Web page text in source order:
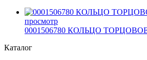
просмотр
0001506780 КОЛЬЦО
Каталог